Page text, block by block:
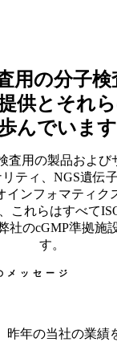
用の分子
供とそれ
んでいます
査用の製品およ
ティ、NGS遺伝
インフォマティク
これらはすべて
社のcGMP準拠施
す。
メッセージ
昨年の当社の業績